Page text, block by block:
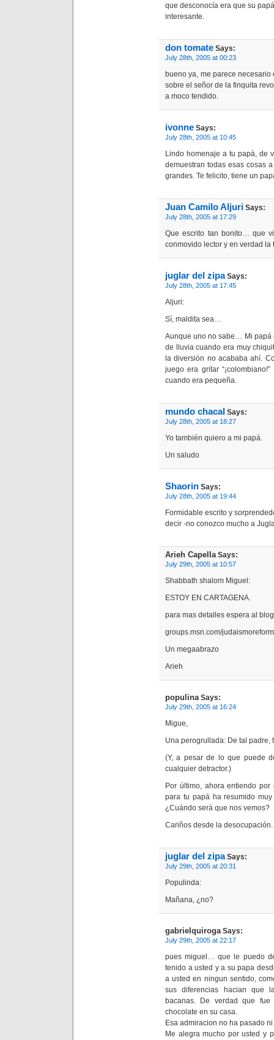
que desconocía era que su
interesante.
don tomate Says:
July 28th, 2005 at 00:23
bueno ya, me parece
sobre el señor de la finquita
a moco tendido.
ivonne Says:
July 28th, 2005 at 10:45
Lindo homenaje a tu papà, de
demuestran todas esas cosas
grandes. Te felicito, tiene un
Juan Camilo Aljuri Says:
July 28th, 2005 at 17:29
Que escrito tan bonito… que
conmovido lector y en verdad
juglar del zipaSays:
July 28th, 2005 at 17:45
Aljuri:
Sí, maldita sea…
Aunque uno no sabe… Mi papá
de lluvia cuando era muy
la diversión no acababa ahí.
juego era gritar
cuando era pequeña.
mundo chacal Says:
July 28th, 2005 at 18:27
Yo también quiero a mi papá.
Un saludo
Shaorin Says:
July 28th, 2005 at 19:44
Formidable escrito y
decir -no conozco mucho a
Arieh CapellaSays:
July 29th, 2005 at 10:57
Shabbath shalom Miguel:
ESTOY EN CARTAGENA.
para mas detalles espera al
groups.msn.com/
Un megaabrazo
Arieh
populinaSays:
July 29th, 2005 at 16:24
Migue,
Una perogrullada: De tal padre,
(Y, a pesar de lo que puede
cualquier detractor.)
Por último, ahora entiendo
para tu papá ha resumido
¿Cuándo será que nos vemos?
Cariños desde la desocupación.
juglar del zipaSays:
July 29th, 2005 at 20:31
Populinda:
Mañana, ¿no?
gabrielquirogaSays:
July 29th, 2005 at 22:17
pues miguel… que le puedo
tenido a usted y a su papa
a usted en ningun sentido,
sus diferencias hacian que
bacanas. De verdad que
chocolate en su casa.
Esa admiracion no ha pasado
Me alegra mucho por usted y